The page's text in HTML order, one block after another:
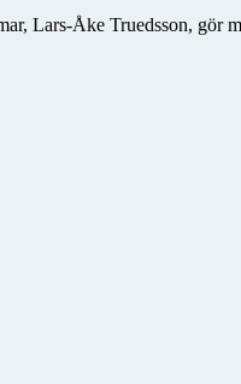
Lars-Åke Truedsson, gör